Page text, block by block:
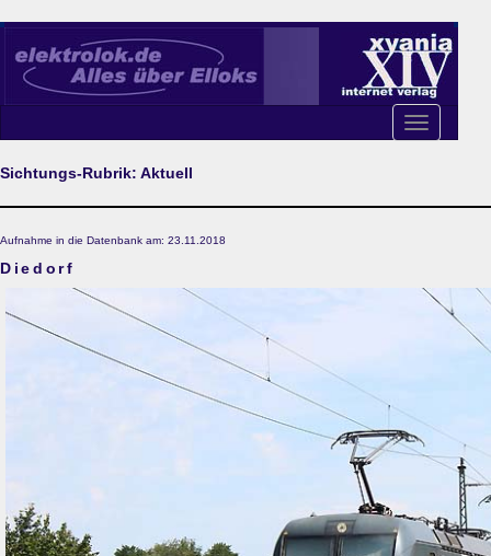
Toggle
navigation
Sichtungs-Rubrik: Aktuell
Aufnahme in die Datenbank am: 23.11.2018
Diedorf